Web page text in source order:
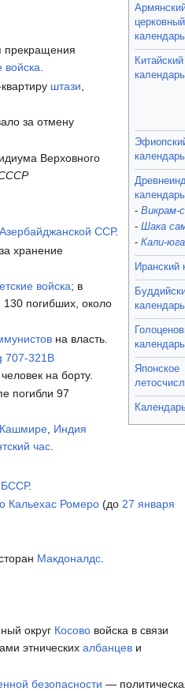
церковный
календарь
Китайский
календарь
календарь
календарь
- Викрам-
- Шака
- Кали-юга
Иранский
календарь
календарь
Японское
прекращения
войска.
штази
за отмену
Верховного
Азербайджанской ССР.
хранение
войска; в
. 130 погибших, около
на власть.
707-321B
на борту.
погибли 97
Кашмире, Индия
час.
БССР.
Кальехас Ромеро(до 27 января
Макдоналдс.
округ Косововойска в связи
этнических албанцеви
безопасности —